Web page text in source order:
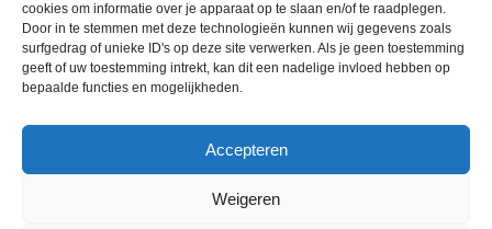
cookies om informatie over je apparaat op te slaan en/of te raadplegen.
Door in te stemmen met deze technologieën kunnen wij gegevens zoals
surfgedrag of unieke ID's op deze site verwerken. Als je geen toestemming
geeft of uw toestemming intrekt, kan dit een nadelige invloed hebben op
bepaalde functies en mogelijkheden.
Accepteren
Weigeren
Terug
naar
boven
RTV SLOS
RTV SLOS ANBI